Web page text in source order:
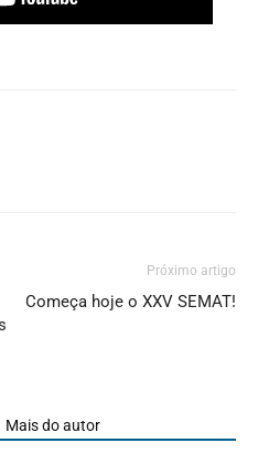
Próximo artigo
Começa hoje o XXV SEMAT!
Mais do autor